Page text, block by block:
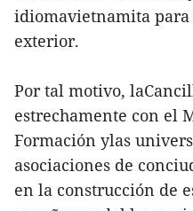
idiomavietnamita para
exterior.
Por tal motivo,
estrechamente con el
Formación ylas
asociaciones de
en la construcción de